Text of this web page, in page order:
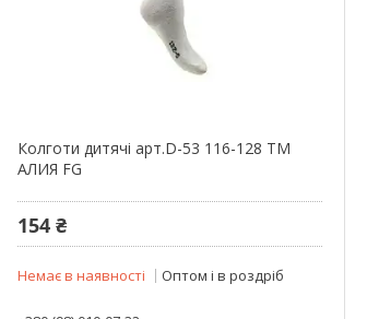
Колготи дитячі арт.D-53 116-128 ТМ
АЛИЯ FG
154 ₴
Немає в наявності Оптом і в роздріб